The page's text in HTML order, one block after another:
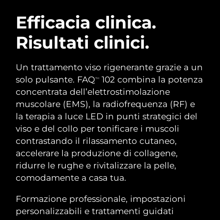
Efficacia clinica.
Risultati clinici.
Un trattamento viso rigenerante grazie a un
solo pulsante. FAQTM
102 combina la potenza
concentrata dell’elettrostimolazione
muscolare (EMS), la radiofrequenza (RF) e
la terapia a luce LED in punti strategici del
viso e del collo per tonificare i muscoli
contrastando il rilassamento cutaneo,
accelerare la produzione di collagene,
ridurre le rughe e rivitalizzare la pelle,
comodamente a casa tua.
Formazione professionale, impostazioni
personalizzabili e trattamenti guidati
LUNA™ 4 pacchetto
Anti-aging massage
LUNA™ 4 Plus
Massage, LED heating
LUNA™ 4 Men
BEAR™ 2 pacchetto
Microcurrent toning
BEAR™ 2 go
Microcurrent toning on-the-go
BEAR™ 2 eyes & lips
Idratazione
UFO™ 3 pacchetto
Deep facial hydration
UFO™ 3 LED
Near-infrared and red light therapy
device
Igiene orale
issa™ 4
Hybrid silicone sonic toothbrush
Smart hybrid silicone sonic toothbrush
TRATTAMENTI ANTI-AGE FAQ™
Anti-age Trattamenti LED
NEW
Austria Consegna stimata
Bahrein Consegna stimata
Belgio
Bermuda Consegna stimata8/15/26
Bosnia ed
Erzegovina
Consegna stimata8/12/26
Brunei Consegna stimata
Bulgaria Consegna stimata
Cile Consegna stimata